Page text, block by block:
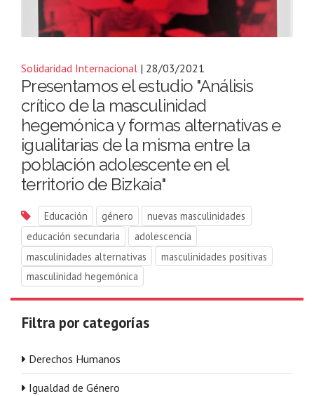
Solidaridad Internacional | 28/03/2021
Presentamos el estudio "Análisis
crítico de la masculinidad
hegemónica y formas alternativas e
igualitarias de la misma entre la
población adolescente en el
territorio de Bizkaia"
Educación género
nuevas masculinidades
educación secundaria
adolescencia
masculinidades alternativas
masculinidades positivas
masculinidad hegemónica
Filtra por categorías
Derechos Humanos
Igualdad de Género